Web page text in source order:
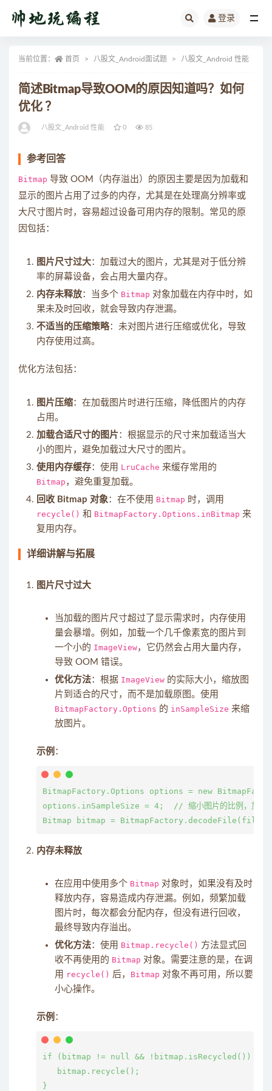
登录
当前位置： 首页 八股文_Android面试题 八股文_Android 性能
简述Bitmap导致OOM的原因知道吗？如何
优化 ？
八股文_Android 性能 0 85
参考回答
Bitmap 导致 OOM（内存溢出）的原因主要是因为加载和
显示的图片占用了过多的内存，尤其是在处理高分辨率或
大尺寸图片时，容易超过设备可用内存的限制。常见的原
因包括：
图片尺寸过大：加载过大的图片，尤其是对于低分辨
率的屏幕设备，会占用大量内存。
内存未释放：当多个 Bitmap 对象加载在内存中时，如
果未及时回收，就会导致内存泄漏。
不适当的压缩策略：未对图片进行压缩或优化，导致
内存使用过高。
优化方法包括：
图片压缩：在加载图片时进行压缩，降低图片的内存
占用。
加载合适尺寸的图片：根据显示的尺寸来加载适当大
小的图片，避免加载过大尺寸的图片。
使用内存缓存：使用 LruCache 来缓存常用的
Bitmap ，避免重复加载。
回收 Bitmap 对象：在不使用 Bitmap 时，调用
recycle() 和 BitmapFactory.Options.inBitmap 来
复用内存。
详细讲解与拓展
图片尺寸过大
当加载的图片尺寸超过了显示需求时，内存使用
量会暴增。例如，加载一个几千像素宽的图片到
一个小的 ImageView，它仍然会占用大量内存，
导致 OOM 错误。
优化方法：根据 ImageView 的实际大小，缩放图
片到适合的尺寸，而不是加载原图。使用
BitmapFactory.Options 的 inSampleSize 来缩
放图片。
示例 ：
BitmapFactory.Options options = new
options.inSampleSize = 4;  // 缩小图片的比例，加载4
内存未释放
在应用中使用多个 Bitmap 对象时，如果没有及时
释放内存，容易造成内存泄漏。例如，频繁加载
图片时，每次都会分配内存，但没有进行回收，
最终导致内存溢出。
优化方法：使用 Bitmap.recycle() 方法显式回
收不再使用的 Bitmap 对象。需要注意的是，在调
用 recycle() 后， Bitmap 对象不再可用，所以要
小心操作。
示例 ：
if (bitmap != null && !bitmap.isRecycled()) {
   bitmap.recycle();